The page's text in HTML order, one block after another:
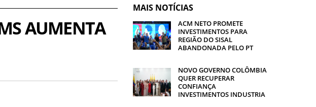
AUMENTA
MAIS NOTÍCIAS
ACM NETO PROMETE
INVESTIMENTOS PARA
REGIÃO DO SISAL
ABANDONADA PELO PT
NOVO GOVERNO COLÔMBIA
QUER RECUPERAR
CONFIANÇA
INVESTIMENTOS INDUSTRIA